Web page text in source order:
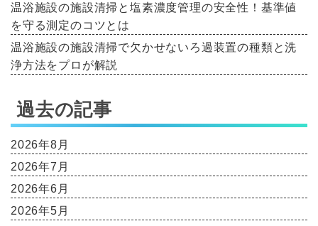
温浴施設の施設清掃と塩素濃度管理の安全性！基準値
を守る測定のコツとは
温浴施設の施設清掃で欠かせないろ過装置の種類と洗
浄方法をプロが解説
過去の記事
2026年8月
2026年7月
2026年6月
2026年5月